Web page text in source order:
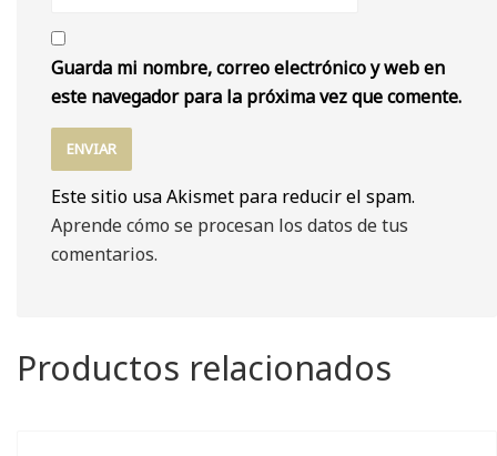
Guarda mi nombre, correo electrónico y web en
este navegador para la próxima vez que comente.
Este sitio usa Akismet para reducir el spam.
Aprende cómo se procesan los datos de tus
comentarios.
Productos relacionados